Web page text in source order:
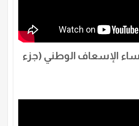
الإسعاف الوطني (جزء